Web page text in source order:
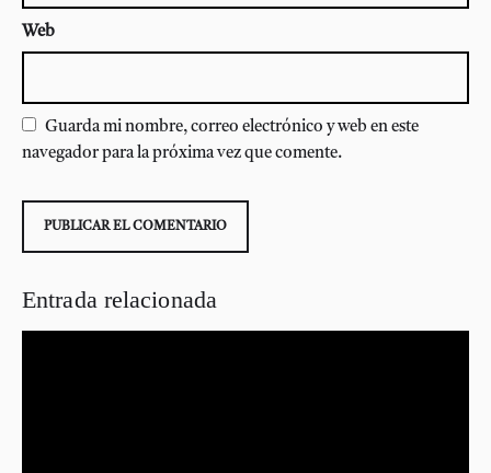
Web
Guarda mi nombre, correo electrónico y web en este
navegador para la próxima vez que comente.
Entrada relacionada